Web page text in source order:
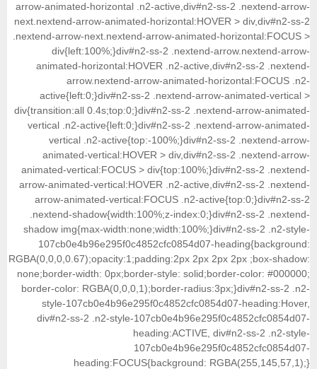
arrow-animated-horizontal .n2-active,div#n2-
next.nextend-arrow-animated-
.nextend-arrow-next.nextend-arrow-animated-
div{left:100%;}div#n2-ss-2 .nextend-
animated-horizontal:HOVER .n2-
arrow.nextend-arrow-animated-
active{left:0;}div#n2-ss-2 .nextend-arrow-
div{transition:all 0.4s;top:0;}div#n2-ss-2
vertical .n2-active{left:0;}div#n2-ss-2
vertical .n2-active{top:-100%;}div#n2-
animated-vertical:HOVER > div,div#n2-
animated-vertical:FOCUS >
arrow-animated-vertical:HOVER .n2-
arrow-animated-vertical:FOCUS .n2-
.nextend-shadow{width:100%;z-
shadow img{max-
107cb0e4b96e295f0c4852cfc0854d07-
RGBA(0,0,0,0.67);opacity:1;padding:2px 2px
none;border-width: 0px;border-style:
border-color: RGBA(0,0,0,1);border-
style-
div#n2-ss-2 .n2-style-
heading:ACTIVE,
heading:FOCUS{background: